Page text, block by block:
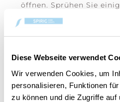
Diese Webseite verwendet
Wir verwenden Cookies, um
personalisieren, Funktionen
zu können und die Zugriffe auf
öffnen. Sprühen Sie
Raum, um eine
schaffen. Nicht direkt auf